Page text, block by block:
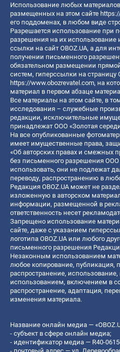
Использование любых
размещенных на этом сайте
его поддоменах, в любом виде
Разрешается использование при
разрешения на их использование
ссылки на сайт OBOZ.UA, а для
получении письменного
обязательном размещении
систем, гиперссылки на страницу
https://www.obozrevatel.com, на
материал в первом абзаце
Все материалы на этом сайте, в
исследования – служебные
редакции, исключительные
принадлежат ООО «Золотая
На все опубликованные
имеет имущественные права,
«Об авторских правах и смежных
без письменного разрешения ООО
использовать, они не подлежат
переводу, распространению в
Редакция OBOZ.UA может не
изложенную в авторском
информации, размещенной в
ответственность несет
Запрещено использование
сайте, даже с указанием
логотипа OBOZ.UA или любого
письменного разрешения
Незаконным использованием
любое копирование, публикация,
распространение, использование,
использованием, включением в
распространение, адаптация,
изменения материала.
Название онлайн медиа —
- субъект в сфере онлайн медиа;
- идентификатор медиа — R40-
- почтовый адрес — ул.